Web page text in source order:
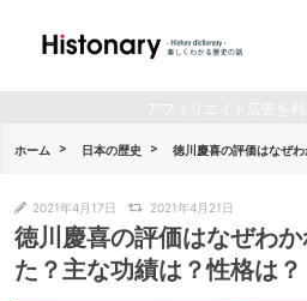
ホーム 日本の歴史 徳川慶喜の評価はなぜ
2021年4月17日 2021年4月21日
徳川慶喜の評価はなぜわ
た？主な功績は？性格は？